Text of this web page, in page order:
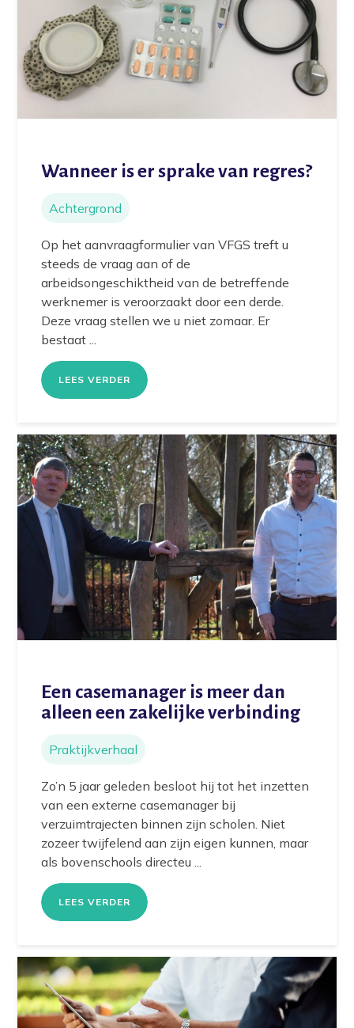
Wanneer is er sprake van regres?
Achtergrond
Op het aanvraagformulier van VFGS treft u
steeds de vraag aan of de
arbeidsongeschiktheid van de betreffende
werknemer is veroorzaakt door een derde.
Deze vraag stellen we u niet zomaar. Er
bestaat ...
LEES VERDER
Een casemanager is meer dan
alleen een zakelijke verbinding
Praktijkverhaal
Zo’n 5 jaar geleden besloot hij tot het inzetten
van een externe casemanager bij
verzuimtrajecten binnen zijn scholen. Niet
zozeer twijfelend aan zijn eigen kunnen, maar
als bovenschools directeu ...
LEES VERDER